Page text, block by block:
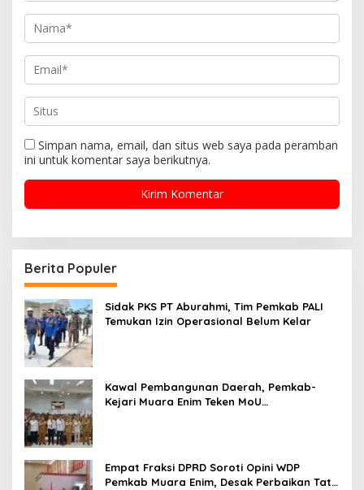
Simpan nama, email, dan situs web saya pada peramban
ini untuk komentar saya berikutnya.
Berita Populer
Sidak PKS PT Aburahmi, Tim Pemkab PALI
Temukan Izin Operasional Belum Kelar
Kawal Pembangunan Daerah, Pemkab-
Kejari Muara Enim Teken MoU
Empat Fraksi DPRD Soroti Opini WDP
Pemkab Muara Enim, Desak Perbaikan Tata